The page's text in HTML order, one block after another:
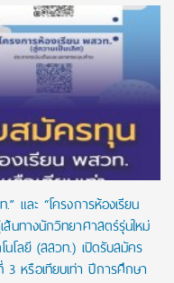
และ “โครงการห้องเรียน
นทางนักวิทยาศาสตร์รุ่นใหม่
นโลยี (สสวท.) เปิดรับสมัคร
หรือเทียบเท่า ปีการศึกษา